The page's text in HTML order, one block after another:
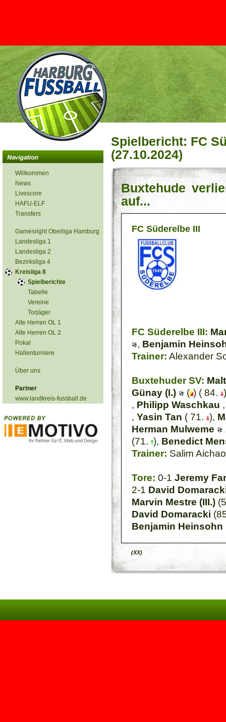
Willkommen
News
Livescore
HAFU-ELF
Transfers
Gamesright Oberliga Hamburg
Landesliga 1
Landesliga 2
Bezirksliga 4
Kreisliga 8
Spielberichte
Tabelle
Vereine
Torjäger
Alte Herren OL 1
Alte Herren OL 2
Pokal
Hallenturniere
Über uns
Partner
www.landkreis-fussball.de
Spielbericht: FC
(27.10.2024)
Buxtehude
auf...
FC Süderelbe III
FC Süderelbe III:
, Benjamin
Trainer: Alexander
Buxtehuder SV:
Günay (I.)
( ) ( 84.
, Philipp Waschkau
, Yasin Tan ( 71. ),
Herman Mulweme
(71. ), Benedict
Trainer: Salim
Tore: 0-1 Jeremy
2-1 David
Marvin Mestre (III.)
David Domaracki
Benjamin Heinsohn
(XX)